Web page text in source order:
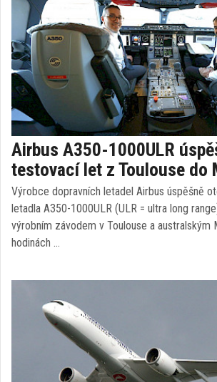
Airbus A350-1000ULR
testovací let z Toulouse do
Výrobce dopravních letadel Airbus úspěšně
letadla A350-1000ULR (ULR = ultra long
výrobním závodem v Toulouse a australským
hodinách …